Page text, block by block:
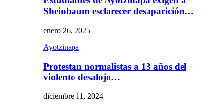
Sheinbaum esclarecer desaparición…
enero 26, 2025
Ayotzinapa
Protestan normalistas a 13 años del
violento desalojo…
diciembre 11, 2024